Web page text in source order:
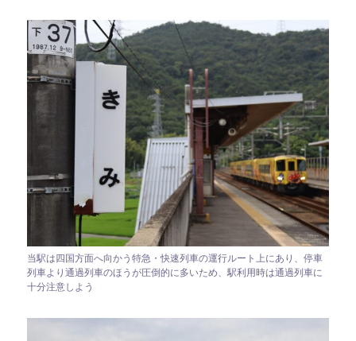
当駅は四国方面へ向かう特急・快速列車の運行ルート上にあり、停車
列車より通過列車のほうが圧倒的に多いため、駅利用時は通過列車に
十分注意しよう